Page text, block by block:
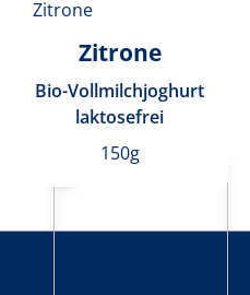
Zitrone
Bio-Vollmilchjoghurt
laktosefrei
150g